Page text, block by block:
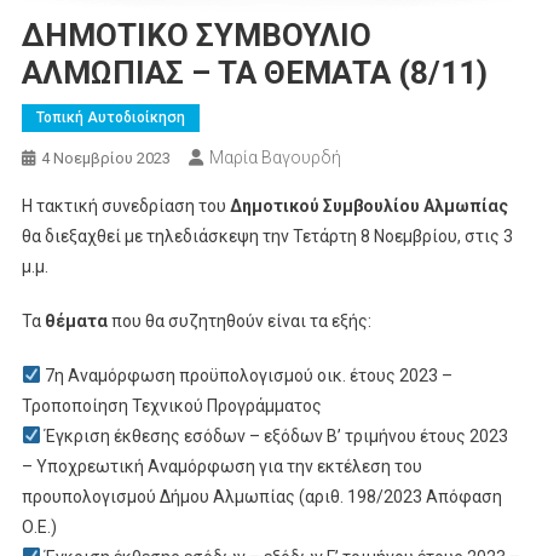
ΔΗΜΟΤΙΚΟ ΣΥΜΒΟΥΛΙΟ
ΑΛΜΩΠΙΑΣ – ΤΑ ΘΕΜΑΤΑ (8/11)
Τοπική Αυτοδιοίκηση
4 Νοεμβρίου 2023 Μαρία Βαγουρδή
Η τακτική συνεδρίαση του Δημοτικού Συμβουλίου Αλμωπίας
θα διεξαχθεί με τηλεδιάσκεψη την Τετάρτη 8 Νοεμβρίου, στις 3
μ.μ.
Τα θέματαπου θα συζητηθούν είναι τα εξής:
7η Αναμόρφωση προϋπολογισμού οικ. έτους 2023 –
Τροποποίηση Τεχνικού Προγράμματος
Έγκριση έκθεσης εσόδων – εξόδων Β’ τριμήνου έτους 2023
– Υποχρεωτική Αναμόρφωση για την εκτέλεση του
προυπολογισμού Δήμου Αλμωπίας (αριθ. 198/2023 Απόφαση
Ο.Ε.)